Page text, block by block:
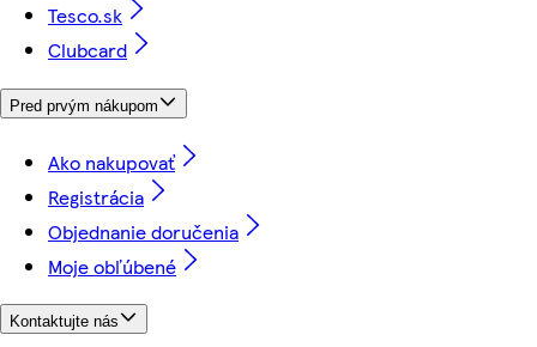
Tesco.sk
Clubcard
Pred prvým nákupom
Ako nakupovať
Registrácia
Objednanie doručenia
Moje obľúbené
Kontaktujte nás